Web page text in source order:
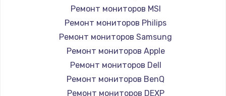
Замена корпуса
890 руб.
Заказать
Замена тачпада
1330 руб.
Ремонт мониторов MSI
Ремонт мониторов Philips
Ремонт мониторов Samsung
Ремонт мониторов Apple
Ремонт мониторов Dell
Ремонт мониторов BenQ
Ремонт мониторов DEXP